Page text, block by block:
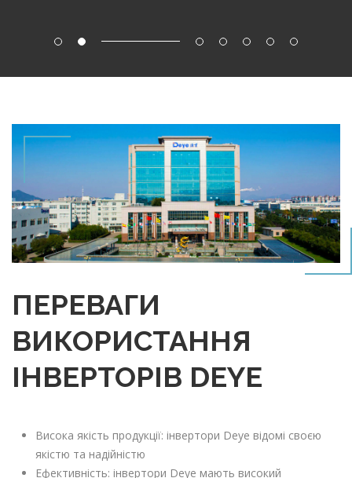
ПЕРЕВАГИ
ВИКОРИСТАННЯ
ІНВЕРТОРІВ DEYE
Висока якість продукції: інвертори Deye відомі своєю
якістю та надійністю
Ефективність: інвертори Deye мають високий